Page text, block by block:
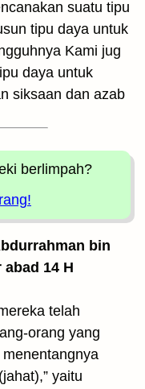
suatu tipu
tipu daya untuk
Kami jug
daya untuk
siksaan dan azab
berlimpah?
bin
14 H
telah
orang yang
yaitu